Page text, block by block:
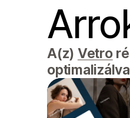
A(z) Vetro